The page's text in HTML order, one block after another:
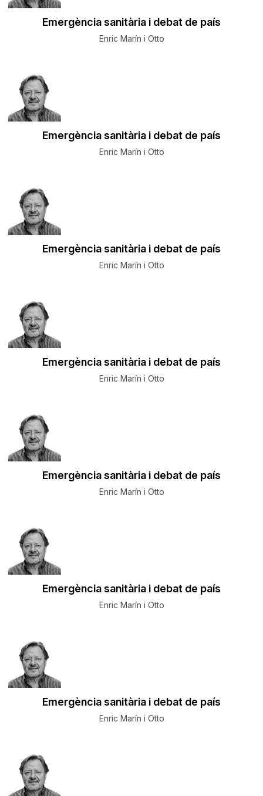
Emergència sanitària i debat de país
Enric Marín i Otto
Emergència sanitària i debat de país
Enric Marín i Otto
Emergència sanitària i debat de país
Enric Marín i Otto
Emergència sanitària i debat de país
Enric Marín i Otto
Emergència sanitària i debat de país
Enric Marín i Otto
Emergència sanitària i debat de país
Enric Marín i Otto
Emergència sanitària i debat de país
Enric Marín i Otto